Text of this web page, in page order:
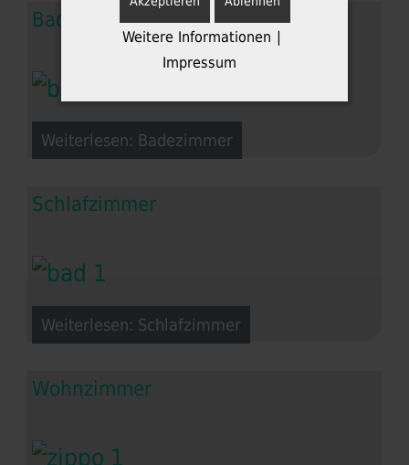
Badezimmer
Weiterlesen: Badezimmer
Schlafzimmer
Weiterlesen: Schlafzimmer
Wohnzimmer
Weitere Informationen |
Impressum